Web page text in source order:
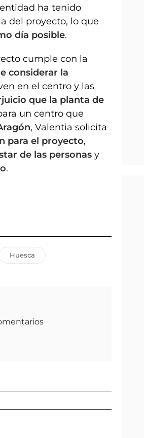
ha tenido
del proyecto, lo que
día posible.
cumple con la
considerar la
en el centro y las
que la planta de
un centro que
, Valentia solicita
para el proyecto,
de las personas y
.
Huesca